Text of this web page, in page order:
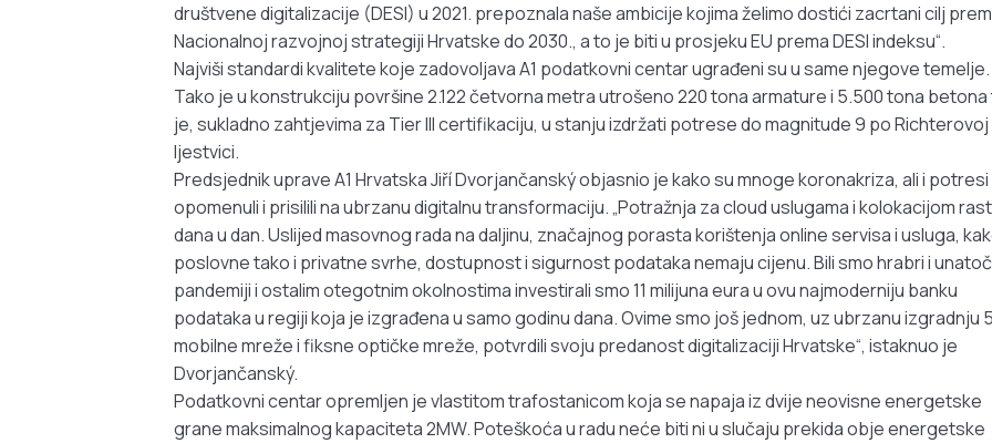
društvene digitalizacije (DESI) u 2021. prepoznala naše ambicije kojima želimo dostići zacrtani cilj
Nacionalnoj razvojnoj strategiji Hrvatske do 2030., a to je biti u prosjeku EU prema DESI indeksu“.
Najviši standardi kvalitete koje zadovoljava A1 podatkovni centar ugrađeni su u same njegove temelje.
Tako je u konstrukciju površine 2.122 četvorna metra utrošeno 220 tona armature i 5.500 tona betona
je, sukladno zahtjevima za Tier III certifikaciju, u stanju izdržati potrese do magnitude 9 po Richterovoj
ljestvici.
Predsjednik uprave A1 Hrvatska Jiří Dvorjančanský objasnio je kako su mnoge koronakriza, ali i potresi
opomenuli i prisilili na ubrzanu digitalnu transformaciju. „Potražnja za cloud uslugama i kolokacijom
dana u dan. Uslijed masovnog rada na daljinu, značajnog porasta korištenja online servisa i usluga,
poslovne tako i privatne svrhe, dostupnost i sigurnost podataka nemaju cijenu. Bili smo hrabri i unatoč
pandemiji i ostalim otegotnim okolnostima investirali smo 11 milijuna eura u ovu najmoderniju banku
podataka u regiji koja je izgrađena u samo godinu dana. Ovime smo još jednom, uz ubrzanu izgradnju
mobilne mreže i fiksne optičke mreže, potvrdili svoju predanost digitalizaciji Hrvatske“, istaknuo je
Dvorjančanský.
Podatkovni centar opremljen je vlastitom trafostanicom koja se napaja iz dvije neovisne energetske
grane maksimalnog kapaciteta 2MW. Poteškoća u radu neće biti ni u slučaju prekida obje energetske